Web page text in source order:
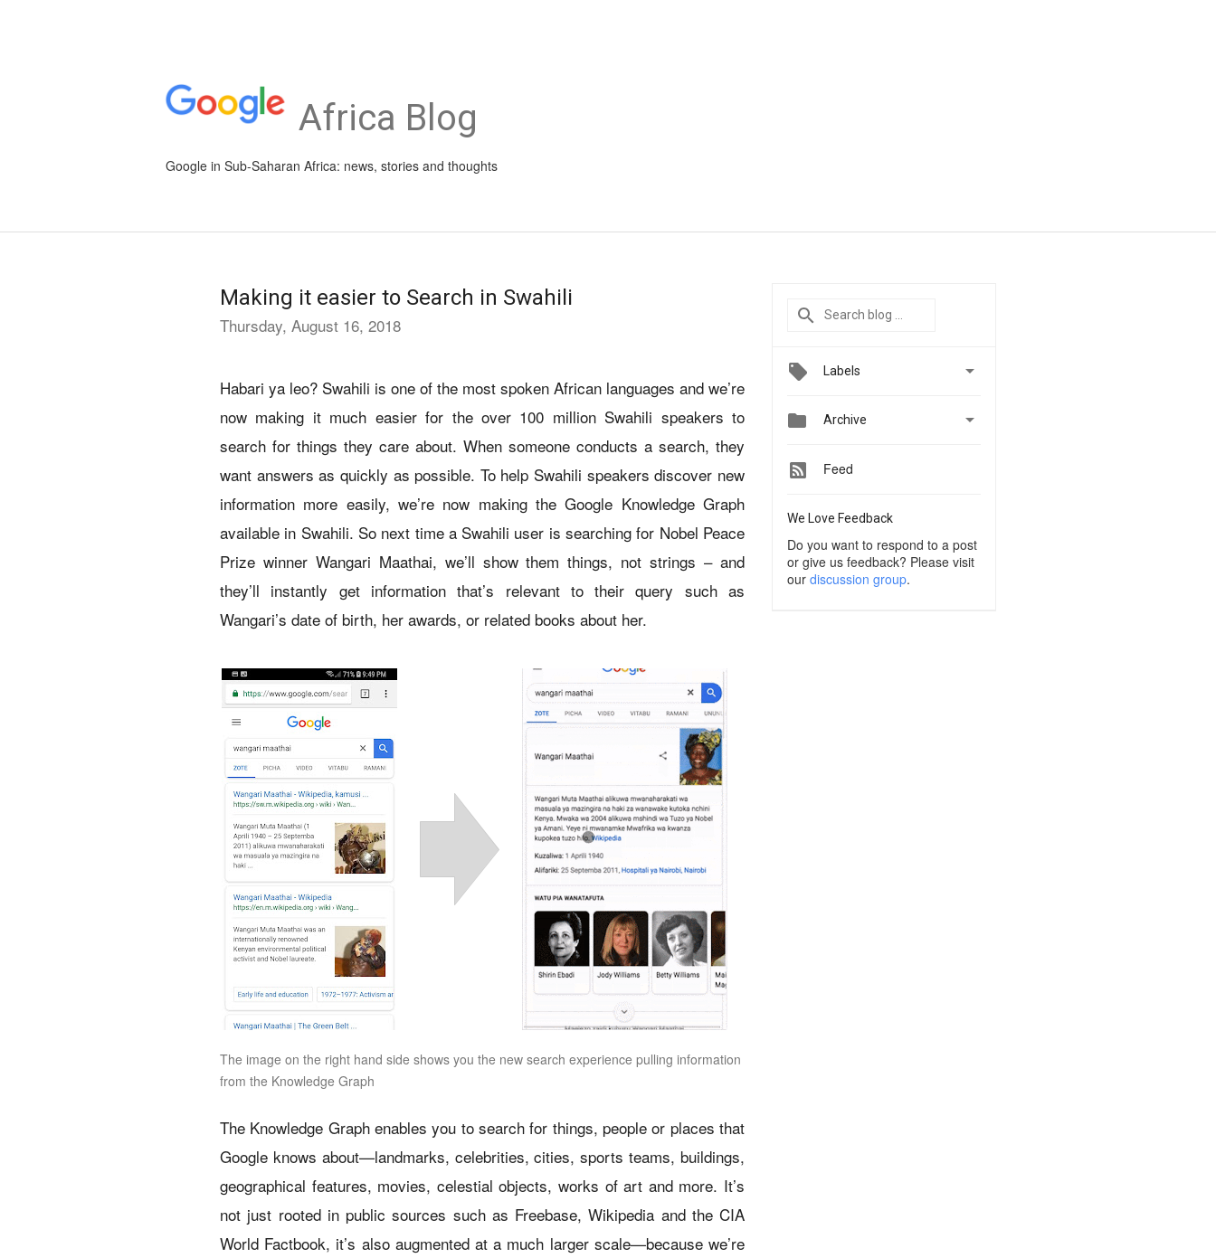
Africa Blog
Google in Sub-Saharan Africa: news, stories and thoughts
Making it easier to Search in Swahili
Thursday, August 16, 2018
Habari ya leo? Swahili is one of the most spoken African languages and we’re
now making it much easier for the over 100 million Swahili speakers to
search for things they care about. When someone conducts a search, they
want answers as quickly as possible. To help Swahili speakers discover new
information more easily, we’re now making the Google Knowledge Graph
available in Swahili. So next time a Swahili user is searching for Nobel Peace
Prize winner Wangari Maathai, we’ll show them things, not strings – and
they’ll instantly get information that’s relevant to their query such as
Wangari’s date of birth, her awards, or related books about her.
The image on the right hand side shows you the new search experience pulling information
from the Knowledge Graph
The Knowledge Graph enables you to search for things, people or places that
Google knows about—landmarks, celebrities, cities, sports teams, buildings,
geographical features, movies, celestial objects, works of art and more. It’s
not just rooted in public sources such as Freebase, Wikipedia and the CIA
World Factbook, it’s also augmented at a much larger scale—because we’re
Labels 
 Archive 
Feed
We Love Feedback
Do you want to respond to a post
or give us feedback? Please visit
our discussion group.